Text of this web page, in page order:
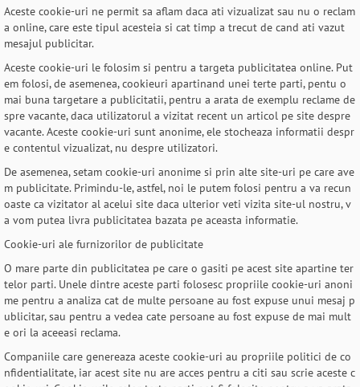
Aceste cookie-uri ne permit sa aflam daca ati vizualizat sau nu o reclam
a online, care este tipul acesteia si cat timp a trecut de cand ati vazut
mesajul publicitar.
Aceste cookie-uri le folosim si pentru a targeta publicitatea online. Put
em folosi, de asemenea, cookieuri apartinand unei terte parti, pentu o
mai buna targetare a publicitatii, pentru a arata de exemplu reclame de
spre vacante, daca utilizatorul a vizitat recent un articol pe site despre
vacante. Aceste cookie-uri sunt anonime, ele stocheaza informatii despr
e contentul vizualizat, nu despre utilizatori.
De asemenea, setam cookie-uri anonime si prin alte site-uri pe care ave
m publicitate. Primindu-le, astfel, noi le putem folosi pentru a va recun
oaste ca vizitator al acelui site daca ulterior veti vizita site-ul nostru, v
a vom putea livra publicitatea bazata pe aceasta informatie.
Cookie-uri ale furnizorilor de publicitate
O mare parte din publicitatea pe care o gasiti pe acest site apartine ter
telor parti. Unele dintre aceste parti folosesc propriile cookie-uri anoni
me pentru a analiza cat de multe persoane au fost expuse unui mesaj p
ublicitar, sau pentru a vedea cate persoane au fost expuse de mai mult
e ori la aceeasi reclama.
Companiile care genereaza aceste cookie-uri au propriile politici de co
nfidentialitate, iar acest site nu are acces pentru a citi sau scrie aceste c